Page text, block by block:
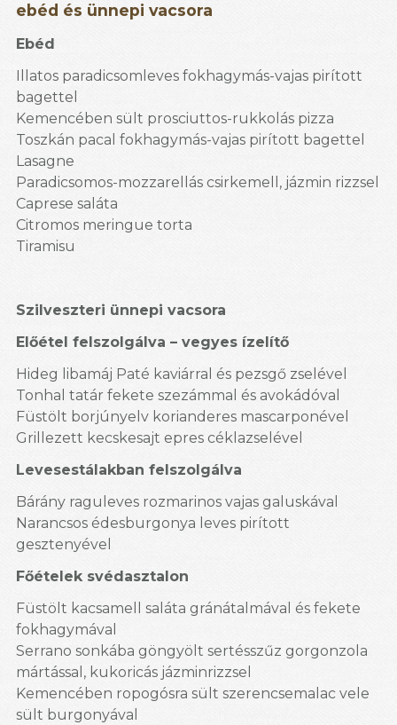
ebéd és ünnepi vacsora
Ebéd
Illatos paradicsomleves fokhagymás-vajas pirított
bagettel
Kemencében sült prosciuttos-rukkolás pizza
Toszkán pacal fokhagymás-vajas pirított bagettel
Lasagne
Paradicsomos-mozzarellás csirkemell, jázmin rizzsel
Caprese saláta
Citromos meringue torta
Tiramisu
Szilveszteri ünnepi vacsora
Előétel felszolgálva – vegyes ízelítő
Hideg libamáj Paté kaviárral és pezsgő zselével
Tonhal tatár fekete szezámmal és avokádóval
Füstölt borjúnyelv korianderes mascarponével
Grillezett kecskesajt epres céklazselével
Levesestálakban felszolgálva
Bárány raguleves rozmarinos vajas galuskával
Narancsos édesburgonya leves pirított
gesztenyével
Főételek svédasztalon
Füstölt kacsamell saláta gránátalmával és fekete
fokhagymával
Serrano sonkába göngyölt sertésszűz gorgonzola
mártással, kukoricás jázminrizzsel
Kemencében ropogósra sült szerencsemalac vele
sült burgonyával